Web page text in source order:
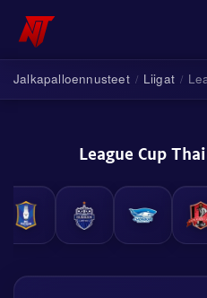
Jalkapalloennusteet / Liigat /
League Cup